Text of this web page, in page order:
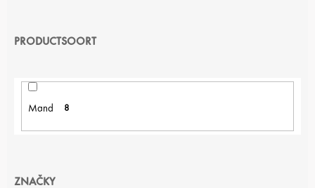
ZNAČKY
PRODUCTSOORT
Mand 8